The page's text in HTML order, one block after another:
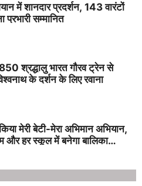
में शानदार प्रदर्शन, 143 वारंटों
प्रभारी सम्मानित
श्रद्धालु भारत गौरव ट्रेन से
के दर्शन के लिए रवाना
मेरी बेटी-मेरा अभिमान अभियान,
और हर स्कूल में बनेगा बालिका